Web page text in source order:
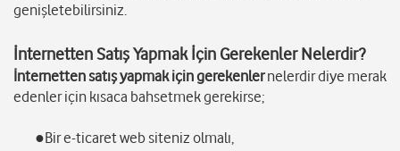
genişletebilirsiniz.
İnternetten Satış Yapmak İçin Gerekenler Nelerdir?
İnternetten satış yapmak için gerekenlernelerdir diye merak
edenler için kısaca bahsetmek gerekirse;
●Bir e-ticaret web siteniz olmalı,